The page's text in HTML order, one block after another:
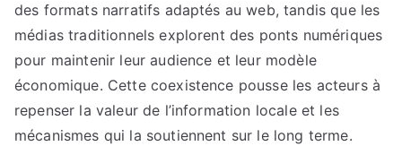
des formats narratifs adaptés au web, tandis que les
médias traditionnels explorent des ponts numériques
pour maintenir leur audience et leur modèle
économique. Cette coexistence pousse les acteurs à
repenser la valeur de l’information locale et les
mécanismes qui la soutiennent sur le long terme.